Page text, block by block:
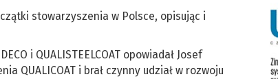
stowarzyszenia w Polsce, opisując i
i QUALISTEELCOAT opowiadał Josef
QUALICOAT i brał czynny udział w rozwoju